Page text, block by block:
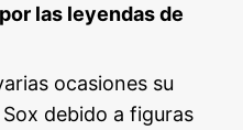
las leyendas de
ocasiones su
debido a figuras